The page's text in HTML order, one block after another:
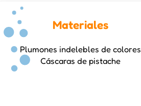
Materiales
Plumones indelebles de colores
Cáscaras de pistache